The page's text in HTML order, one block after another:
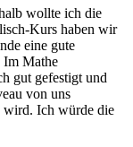
wollte ich die
Kurs haben wir
eine gute
Im Mathe
gut gefestigt und
von uns
wird. Ich würde die